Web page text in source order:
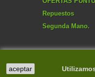
Repuestos
Segunda Mano.
aceptar